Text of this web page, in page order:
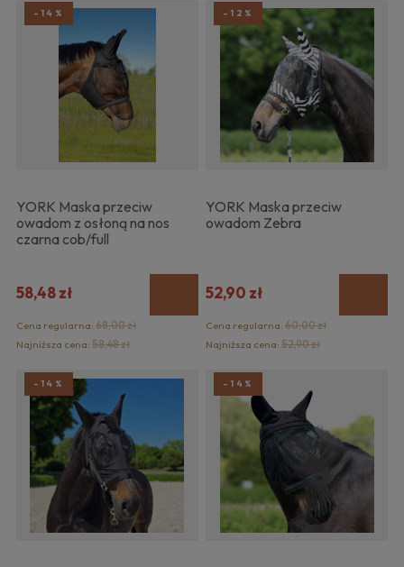
YORK Maska przeciw
owadom z osłoną na nos
czarna cob/full
58,48 zł
Cena regularna: 68,00 zł
Najniższa cena: 58,48 zł
-14%
YORK Maska przeciw
owadom Zebra
52,90 zł
Cena regularna:60,00 zł
Najniższa cena:52,90 zł
-12%
-14% -14%